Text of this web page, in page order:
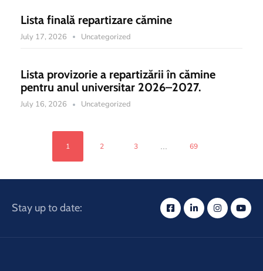
Lista finală repartizare cămine
July 17, 2026 Uncategorized
Lista provizorie a repartizării în cămine
pentru anul universitar 2026–2027.
July 16, 2026 Uncategorized
1 2 3 ... 69
Stay up to date: